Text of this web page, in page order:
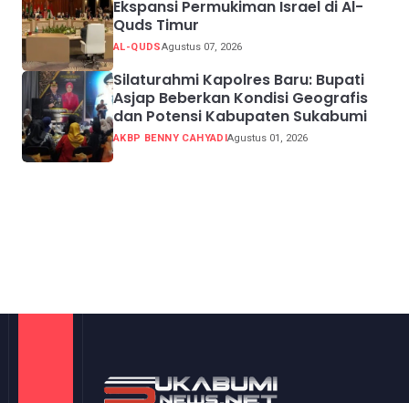
Ekspansi Permukiman Israel di Al-
Quds Timur
AL-QUDSAgustus 07, 2026
Silaturahmi Kapolres Baru: Bupati
Asjap Beberkan Kondisi Geografis
dan Potensi Kabupaten Sukabumi
AKBP BENNY CAHYADIAgustus 01, 2026